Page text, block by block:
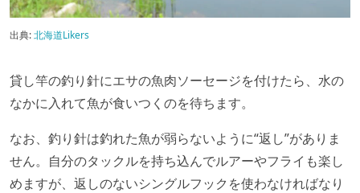
出典:北海道Likers
貸し竿の釣り針にエサの魚肉ソーセージを付けたら、水の
なかに入れて魚が食いつくのを待ちます。
なお、釣り針は釣れた魚が弱らないように“返し”がありま
せん。自分のタックルを持ち込んでルアーやフライも楽し
めますが、返しのないシングルフックを使わなければなり